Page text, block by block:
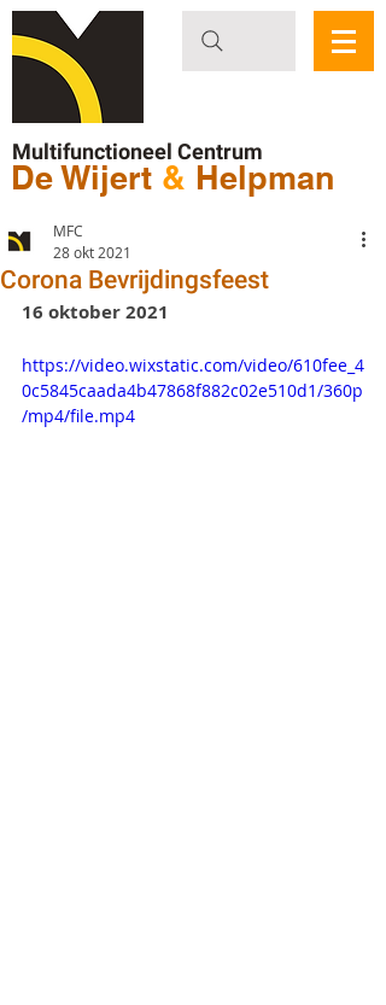
Multifunctioneel Centrum
De Wijert & Helpman
Corona Bevrijdingsfeest
MFC
28 okt 2021
16 oktober 2021
https://video.wixstatic.com/video/610fee_4
0c5845caada4b47868f882c02e510d1/360p
/mp4/file.mp4